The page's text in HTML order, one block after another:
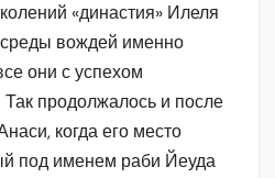
«династия» Илеля
вождей именно
они с успехом
продолжалось и после
когда его место
под именем раби Йеуда